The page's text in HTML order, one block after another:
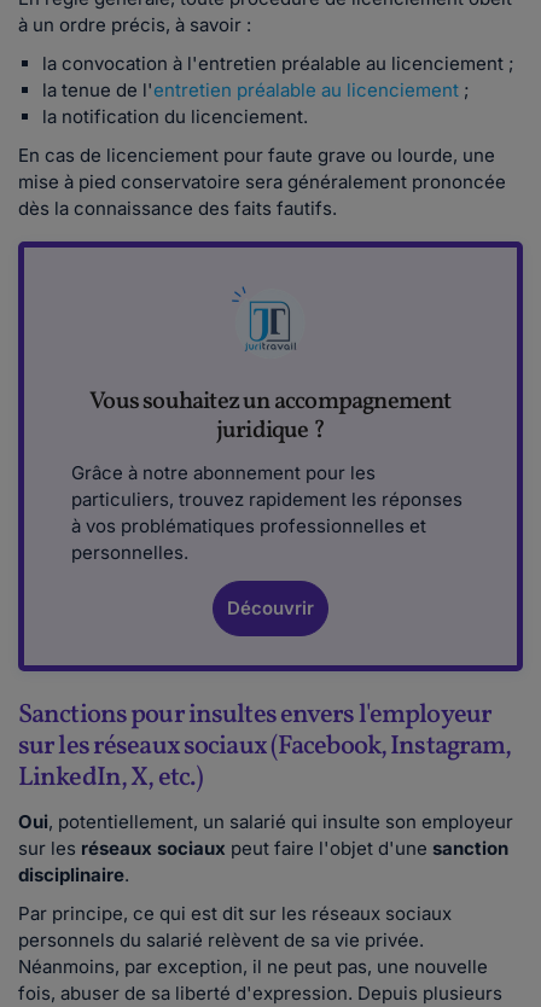
à un ordre précis, à savoir :
la convocation à l'entretien préalable au licenciement ;
la tenue de l'entretien préalable au licenciement ;
la notification du licenciement.
En cas de licenciement pour faute grave ou lourde, une
mise à pied conservatoire sera généralement prononcée
dès la connaissance des faits fautifs.
Vous souhaitez un accompagnement
juridique ?
Grâce à notre abonnement pour les
particuliers, trouvez rapidement les réponses
à vos problématiques professionnelles et
personnelles.
Découvrir
Sanctions pour insultes envers l'employeur
sur les réseaux sociaux (Facebook, Instagram,
LinkedIn, X, etc.)
Oui, potentiellement, un salarié qui insulte son employeur
sur les réseaux sociaux peut faire l'objet d'une sanction
disciplinaire.
Par principe, ce qui est dit sur les réseaux sociaux
personnels du salarié relèvent de sa vie privée.
Néanmoins, par exception, il ne peut pas, une nouvelle
fois, abuser de sa liberté d'expression. Depuis plusieurs